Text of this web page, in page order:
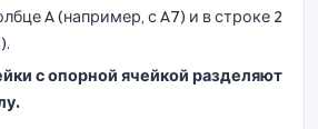
A (например, с A7) и в строке 2
с опорной ячейкой разделяют